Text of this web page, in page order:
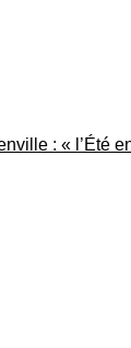
: « l’Été